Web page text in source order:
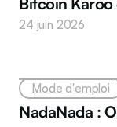
24 juin 2026
Mode d'emploi
NadaNada :